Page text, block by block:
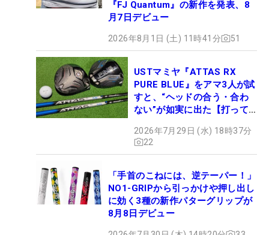
『FJ Quantum』の新作を発表、8
月7日デビュー
2026年8月1日 (土) 11時41分 51
USTマミヤ『ATTAS RX
PURE BLUE』をアマ3人が試
すと、“ヘッドの合う・合わ
ない”が如実に出た【打って
2026年7月29日 (水) 18時37分
22
「手首のこねには、逆テーパー！」
NO1-GRIPから引っかけや押し出し
に効く3種の新作パターグリップが
8月8日デビュー